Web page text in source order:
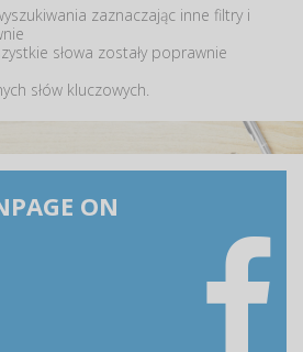
zaznaczając inne filtry i
słowa zostały poprawnie
słów kluczowych.
ON